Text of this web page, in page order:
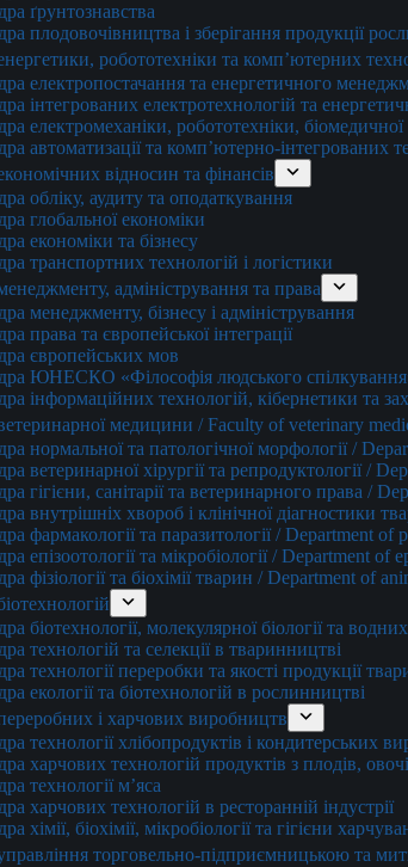
ґрунтознавства
плодовочівництва і зберігання продукції
робототехніки та комп’ютерних
електропостачання та енергетичного
інтегрованих електротехнологій та
електромеханіки, робототехніки, біомедичної
автоматизації та комп’ютерно-інтегрованих
відносин та фінансів
обліку, аудиту та оподаткування
глобальної економіки
економіки та бізнесу
транспортних технологій і логістики
адміністрування та права
менеджменту, бізнесу і адміністрування
права та європейської інтеграції
європейських мов
ЮНЕСКО «Філософія людського
інформаційних технологій, кібернетики та
медицини / Faculty of veterinary
нормальної та патологічної морфології /
ветеринарної хірургії та репродуктології /
гігієни, санітарії та ветеринарного права /
внутрішніх хвороб і клінічної діагностики
фармакології та паразитології / Department
епізоотології та мікробіології / Department
фізіології та біохімії тварин / Department of
біотехнології, молекулярної біології та
технологій та селекції в тваринництві
технології переробки та якості продукції
екології та біотехнологій в рослинництві
і харчових виробництв
технології хлібопродуктів і кондитерських
харчових технологій продуктів з плодів,
технології м’яса
харчових технологій в ресторанній індустрії
хімії, біохімії, мікробіології та гігієни
торговельно-підприємницькою та